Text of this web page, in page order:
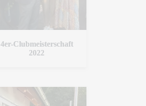
4er-Clubmeisterschaft
2022